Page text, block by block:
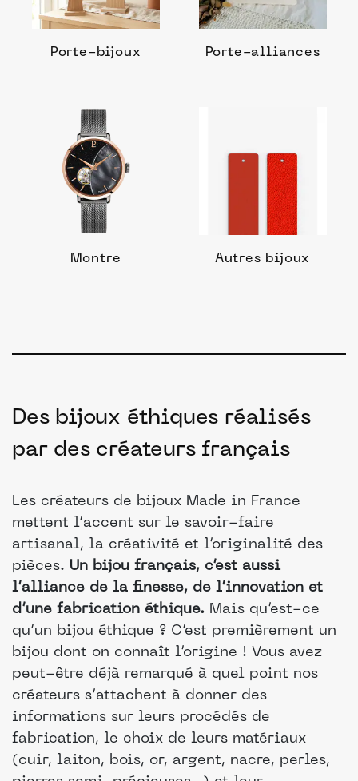
Porte-bijoux Porte-alliances
Montre Autres bijoux
Des bijoux éthiques réalisés
par des créateurs français
Les créateurs de bijoux Made in France
mettent l’accent sur le savoir-faire
artisanal, la créativité et l’originalité des
pièces. Un bijou français, c’est aussi
l’alliance de la finesse, de l’innovation et
d’une fabrication éthique. Mais qu’est-ce
qu’un bijou éthique ? C’est premièrement un
bijou dont on connaît l’origine ! Vous avez
peut-être déjà remarqué à quel point nos
créateurs s’attachent à donner des
informations sur leurs procédés de
fabrication, le choix de leurs matériaux
(cuir, laiton, bois, or, argent, nacre, perles,